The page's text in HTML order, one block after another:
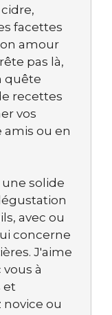
facettes
amour
pas là,
quête
recettes
vos
ou en
une solide
avec ou
concerne
J'aime
à
et
novice ou